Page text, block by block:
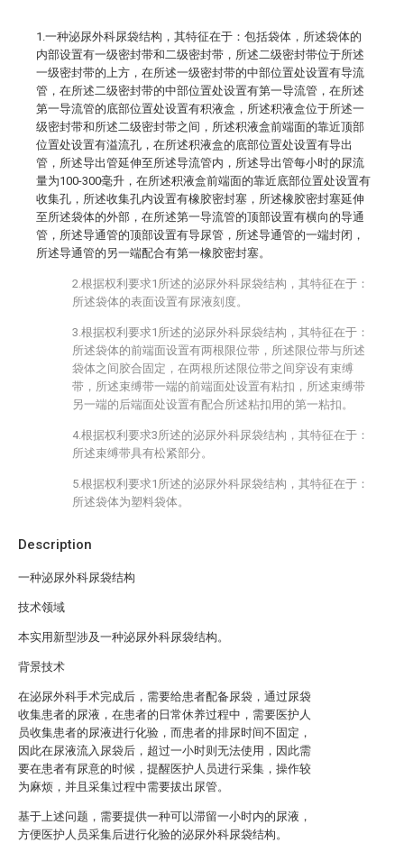
Description
一种泌尿外科尿袋结构
技术领域
本实用新型涉及一种泌尿外科尿袋结构。
背景技术
在泌尿外科手术完成后，需要给患者配备尿袋，通过尿袋
收集患者的尿液，在患者的日常休养过程中，需要医护人
员收集患者的尿液进行化验，而患者的排尿时间不固定，
因此在尿液流入尿袋后，超过一小时则无法使用，因此需
要在患者有尿意的时候，提醒医护人员进行采集，操作较
为麻烦，并且采集过程中需要拔出尿管。
基于上述问题，需要提供一种可以滞留一小时内的尿液，
方便医护人员采集后进行化验的泌尿外科尿袋结构。
1.一种泌尿外科尿袋结构，其特征在于：包括袋体，所述袋体的
内部设置有一级密封带和二级密封带，所述二级密封带位于所述
一级密封带的上方，在所述一级密封带的中部位置处设置有导流
管，在所述二级密封带的中部位置处设置有第一导流管，在所述
第一导流管的底部位置处设置有积液盒，所述积液盒位于所述一
级密封带和所述二级密封带之间，所述积液盒前端面的靠近顶部
位置处设置有溢流孔，在所述积液盒的底部位置处设置有导出
管，所述导出管延伸至所述导流管内，所述导出管每小时的尿流
量为100-300毫升，在所述积液盒前端面的靠近底部位置处设置有
收集孔，所述收集孔内设置有橡胶密封塞，所述橡胶密封塞延伸
至所述袋体的外部，在所述第一导流管的顶部设置有横向的导通
管，所述导通管的顶部设置有导尿管，所述导通管的一端封闭，
所述导通管的另一端配合有第一橡胶密封塞。
2.根据权利要求1所述的泌尿外科尿袋结构，其特征在于：
所述袋体的表面设置有尿液刻度。
3.根据权利要求1所述的泌尿外科尿袋结构，其特征在于：
所述袋体的前端面设置有两根限位带，所述限位带与所述
袋体之间胶合固定，在两根所述限位带之间穿设有束缚
带，所述束缚带一端的前端面处设置有粘扣，所述束缚带
另一端的后端面处设置有配合所述粘扣用的第一粘扣。
4.根据权利要求3所述的泌尿外科尿袋结构，其特征在于：
所述束缚带具有松紧部分。
5.根据权利要求1所述的泌尿外科尿袋结构，其特征在于：
所述袋体为塑料袋体。